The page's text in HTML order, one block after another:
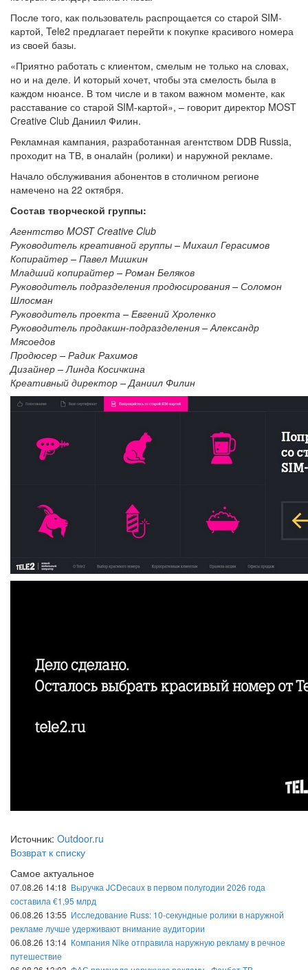
После того, как пользователь распрощается со старой SIM-
картой, Tele2 предлагает перейти к покупке красивого номера
из своей базы.
«Приятно работать с клиентом, смелым не только на словах,
но и на деле. И который хочет, чтобы эта смелость была в
каждом нюансе. В том числе и в таком важном моменте, как
расставание со старой SIM-картой», – говорит директор MOST
Creative Club Даниил Филин.
Рекламная кампания, разработанная агентством DDB Russia,
проходит на ТВ, в оналайн (ролики) и наружной рекламе.
Начало обслуживания абонентов в столичном регионе
намечено на 22 октября.
Состав творческой группы:
Агентство MOST Creative Club
Руководитель креативной группы – Михаил Герасимов
Копирайтер – Павел Мишкин
Младший копирайтер – Роман Беляков
Руководитель подразделения продюсирования – Соломон
Шлосман
Руководитель проекта – Евгений Хроленко
Руководитель продакшн-подразделения – Александр
Мясоедов
Продюсер – Радик Рахимов
Дизайнер – Линда Косичкина
Креативный директор – Даниил Филин
Источник: Outdoor.ru
Возврат к списку
Самое актуальное
07.08.26 14:18 Выручка JCDecaux в первом полугодии 2026 года
составила €1,95 млрд
06.08.26 13:55 Исследование Russ: 10-секундные ролики в наружной
рекламе лучше удерживают внимание аудитории
06.08.26 13:14 Компания Nike отправила наружную рекламу в речное
путешествие